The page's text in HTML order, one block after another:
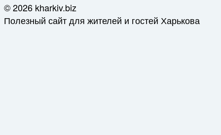
© 2026 kharkiv.biz
Полезный сайт для жителей и гостей Харькова